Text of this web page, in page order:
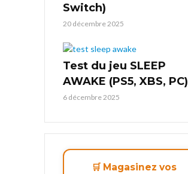
Switch)
20 décembre 2025
Test du jeu SLEEP
AWAKE (PS5, XBS, PC)
6 décembre 2025
🛒 Magasinez vos